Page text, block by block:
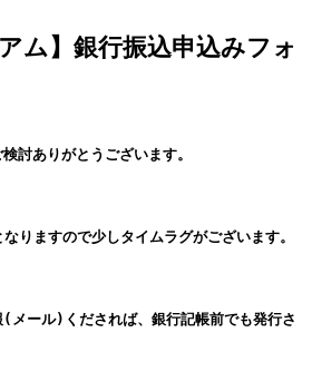
ム】銀行振込申込みフォ
討ありがとうございます。
りますので少しタイムラグがございます。
メール)くだされば、銀行記帳前でも発行さ